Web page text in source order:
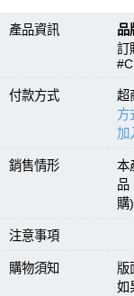
產品資訊 品
訂
付款方式 超
方
加
銷售情形
本
品
購)
注意事項
購物須知 版
如